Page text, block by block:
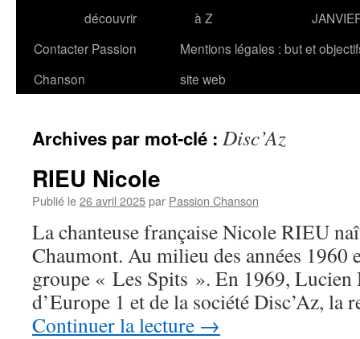
découvrir
à Z
Contacter Passion
Chanson
Mentions légales : but et
site web
Archives par mot-clé : Disc’Az
RIEU Nicole
Publié le26 avril 2025par Passion Chanson
La chanteuse française Nicole RIEU
Chaumont. Au milieu des années 1960
groupe « Les Spits ». En 1969,
d’Europe 1 et de la société Disc’Az,
Continuer la lecture →